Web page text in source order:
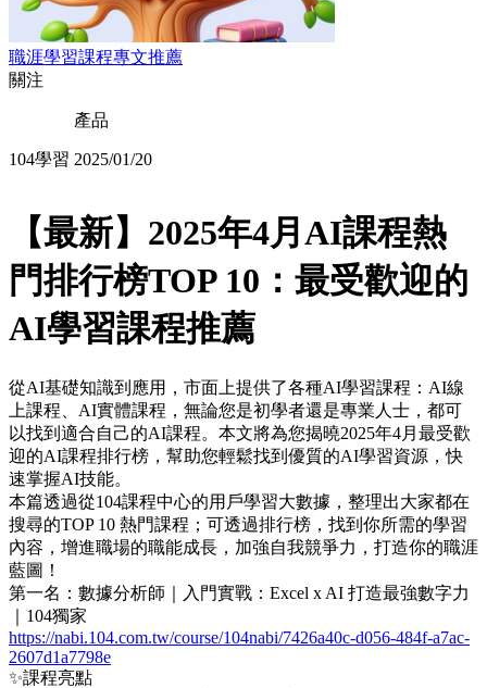
職涯學習課程專文推薦
關注
104學習
產品
2025/01/20
【最新】2025年4月AI課程熱
門排行榜TOP 10：最受歡迎的
AI學習課程推薦
從AI基礎知識到應用，市面上提供了各種AI學習課程：AI線
上課程、AI實體課程，無論您是初學者還是專業人士，都可
以找到適合自己的AI課程。本文將為您揭曉2025年4月最受歡
迎的AI課程排行榜，幫助您輕鬆找到優質的AI學習資源，快
速掌握AI技能。
本篇透過從104課程中心的用戶學習大數據，整理出大家都在
搜尋的TOP 10 熱門課程；可透過排行榜，找到你所需的學習
內容，增進職場的職能成長，加強自我競爭力，打造你的職涯
藍圖！
第一名：數據分析師｜入門實戰：Excel x AI 打造最強數字力
｜104獨家
https://nabi.104.com.tw/course/104nabi/7426a40c-d056-484f-a7ac-
2607d1a7798e
✨課程亮點